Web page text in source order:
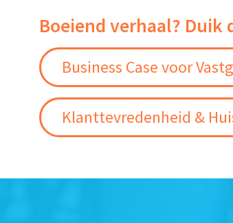
Boeiend verhaal? Duik
Business Case voor
Klanttevredenheid &